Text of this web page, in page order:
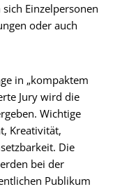
Einzelpersonen
oder auch
in „kompaktem
Jury wird die
Wichtige
Kreativität,
Die
bei der
Publikum